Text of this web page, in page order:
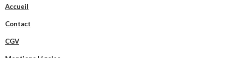
Accueil
Contact
CGV